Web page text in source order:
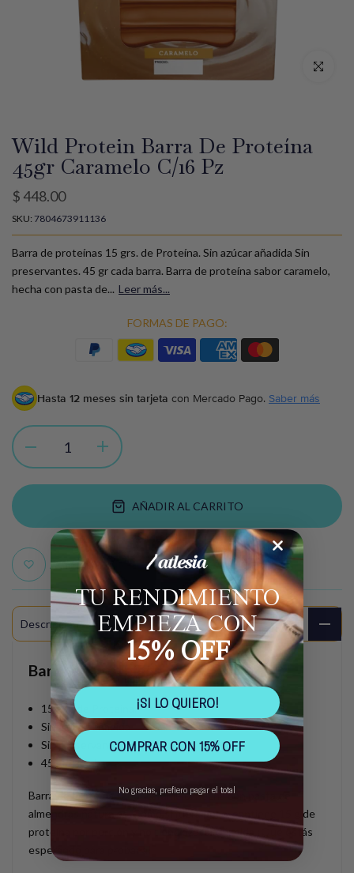
Haz clic
Wild Protein Barra De Proteína
45gr Caramelo C/16 Pz
$ 448.00
SKU: 7804673911136
Barra de proteínas 15 grs. de Proteína. Sin azúcar añadida Sin
preservantes. 45 gr cada barra. Barra de proteína sabor caramelo,
hecha con pasta de... Leer más...
FORMAS DE PAGO:
Hasta 12 meses sin tarjeta con Mercado Pago. Saber más
AÑADIR AL CARRITO
Añadir a favoritos
Descripción
Barra de proteínas
15 grs. de Proteína.
Sin azúcar añadida
Sin preservantes.
45 gr cada barra.
Barra de proteína sabor caramelo, hecha con pasta de
almendras naturales. Como si fuera poco, contiene 15 g de
proteína por porción y no tiene azúcar añadida ¡Qué estás
esperando para probarla!
TU RENDIMIENTO
EMPIEZA CON
15% OFF
¡SI LO QUIERO!
COMPRAR CON 15% OFF
No gracias, prefiero pagar el total